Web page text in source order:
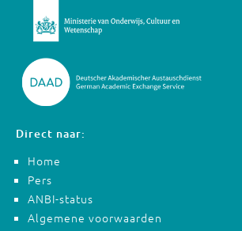
Direct naar:
Home
Pers
ANBI-status
Algemene voorwaarden